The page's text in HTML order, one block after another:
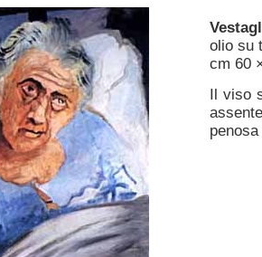
olio su
cm 60
Il viso